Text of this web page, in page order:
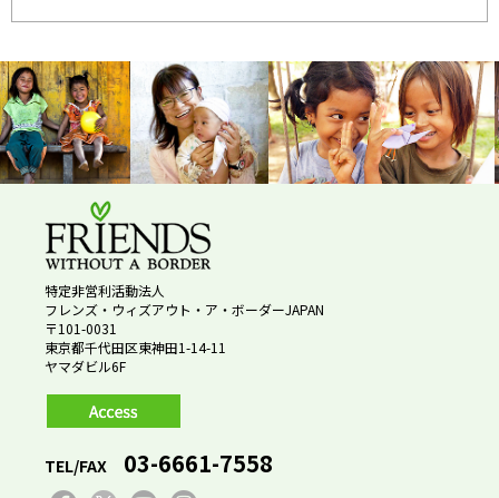
特定非営利活動法人
フレンズ・ウィズアウト・ア・ボーダーJAPAN
〒101-0031
東京都千代田区東神田1-14-11
ヤマダビル6F
TEL/FAX 03-6661-7558